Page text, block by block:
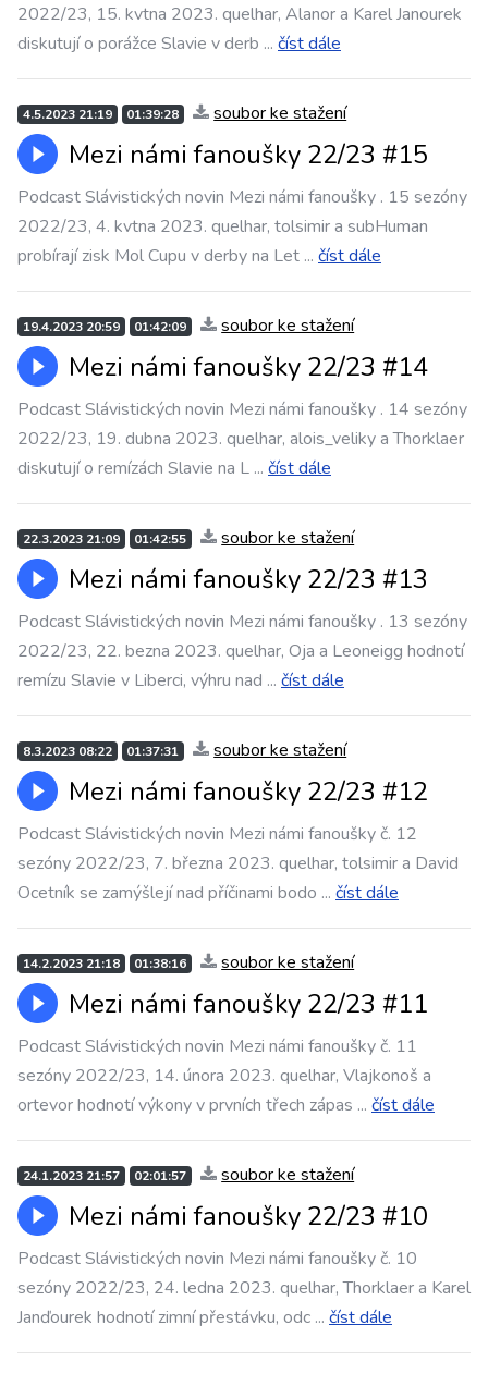
2022/23, 15. kvtna 2023. quelhar, Alanor a Karel Janourek
diskutují o porážce Slavie v derb ... číst dále
4.5.2023 21:19 01:39:28 soubor ke stažení
Mezi námi fanoušky 22/23 #15
Podcast Slávistických novin Mezi námi fanoušky . 15 sezóny
2022/23, 4. kvtna 2023. quelhar, tolsimir a subHuman
probírají zisk Mol Cupu v derby na Let ... číst dále
19.4.2023 20:59 01:42:09 soubor ke stažení
Mezi námi fanoušky 22/23 #14
Podcast Slávistických novin Mezi námi fanoušky . 14 sezóny
2022/23, 19. dubna 2023. quelhar, alois_veliky a Thorklaer
diskutují o remízách Slavie na L ... číst dále
22.3.2023 21:09 01:42:55 soubor ke stažení
Mezi námi fanoušky 22/23 #13
Podcast Slávistických novin Mezi námi fanoušky . 13 sezóny
2022/23, 22. bezna 2023. quelhar, Oja a Leoneigg hodnotí
remízu Slavie v Liberci, výhru nad ... číst dále
8.3.2023 08:22 01:37:31 soubor ke stažení
Mezi námi fanoušky 22/23 #12
Podcast Slávistických novin Mezi námi fanoušky č. 12
sezóny 2022/23, 7. března 2023. quelhar, tolsimir a David
Ocetník se zamýšlejí nad příčinami bodo ... číst dále
14.2.2023 21:18 01:38:16 soubor ke stažení
Mezi námi fanoušky 22/23 #11
Podcast Slávistických novin Mezi námi fanoušky č. 11
sezóny 2022/23, 14. února 2023. quelhar, Vlajkonoš a
ortevor hodnotí výkony v prvních třech zápas ... číst dále
24.1.2023 21:57 02:01:57 soubor ke stažení
Mezi námi fanoušky 22/23 #10
Podcast Slávistických novin Mezi námi fanoušky č. 10
sezóny 2022/23, 24. ledna 2023. quelhar, Thorklaer a Karel
Janďourek hodnotí zimní přestávku, odc ... číst dále